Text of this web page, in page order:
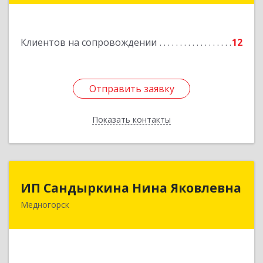
Клиентов на сопровождении 12
Отправить заявку
Показать контакты
Отправить заявку
Назад
ИП Сандыркина Нина Яковлевна
Медногорск462270, Оренбургская обл, Медногорск г,